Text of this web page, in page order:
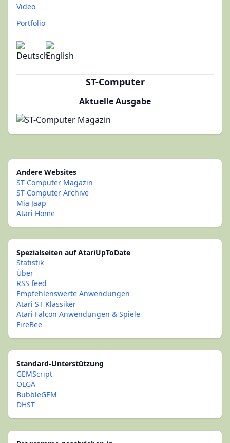
Video
Portfolio
ST-Computer
Aktuelle Ausgabe
Andere Websites
ST-Computer Magazin
ST-Computer Archive
Mia Jaap
Atari Home
Spezialseiten auf AtariUpToDate
Statistik
Über
RSS feed
Empfehlenswerte Anwendungen
Atari ST Klassiker
Atari Falcon Anwendungen & Spiele
FireBee
Standard-Unterstützung
GEMScript
OLGA
BubbleGEM
DHST